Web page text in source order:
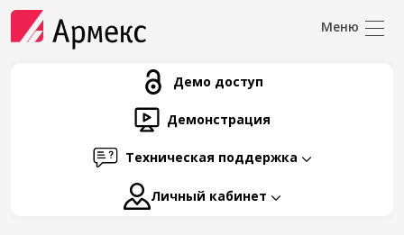
Демо доступ
Демонстрация
Техническая поддержка
Личный кабинет